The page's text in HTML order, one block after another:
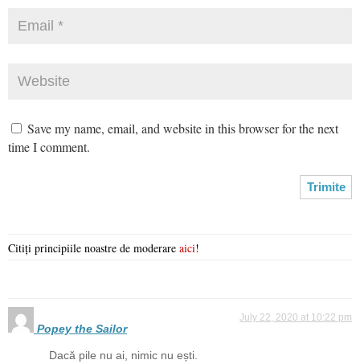
Save my name, email, and website in this browser for the next
time I comment.
Citiți principiile noastre de moderare aici!
Popey the Sailor
July 22, 2020 at 10:22 pm
Dacă pile nu ai, nimic nu ești.